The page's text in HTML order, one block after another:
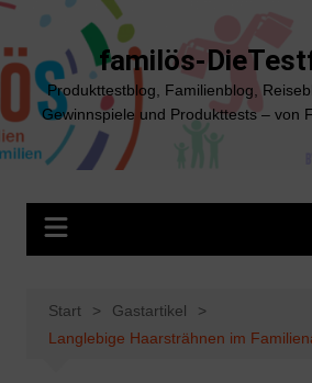
Zum
springen
familös-
Produkttestblog, Familienblog,
Gewinnspiele und Produkttests – von
Start
Gastartikel
Langlebige Haarsträhnen im